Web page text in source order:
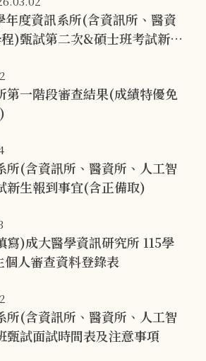
年度資訊系所(含資訊所、醫資
)甄試第二次&碩士班考試新生
第一階段審查結果(成績特優免
所(含資訊所、醫資所、人工智
新生報到事宜(含正備取)
寫)成大醫學資訊研究所 115學
人審查資料登錄表
所(含資訊所、醫資所、人工智
甄試面試時間表及注意事項